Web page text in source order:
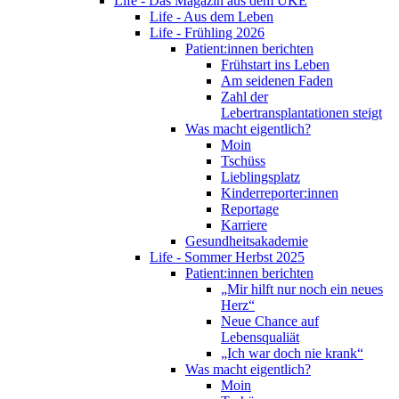
Life - Aus dem Leben
Life - Frühling 2026
Patient:innen berichten
Frühstart ins Leben
Am seidenen Faden
Zahl der
Lebertransplantationen steigt
Was macht eigentlich?
Moin
Tschüss
Lieblingsplatz
Kinderreporter:innen
Reportage
Karriere
Gesundheitsakademie
Life - Sommer Herbst 2025
Patient:innen berichten
„Mir hilft nur noch ein neues
Herz“
Neue Chance auf
Lebensqualiät
„Ich war doch nie krank“
Was macht eigentlich?
Moin